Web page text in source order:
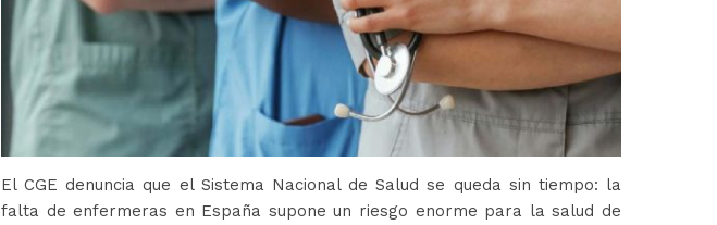
El CGE denuncia que el Sistema Nacional de Salud se queda sin tiempo: la
falta de enfermeras en España supone un riesgo enorme para la salud de